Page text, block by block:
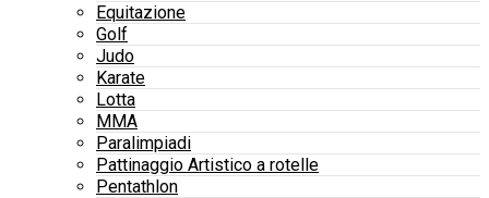
Equitazione
Golf
Judo
Karate
Lotta
MMA
Paralimpiadi
Pattinaggio Artistico a rotelle
Pentathlon